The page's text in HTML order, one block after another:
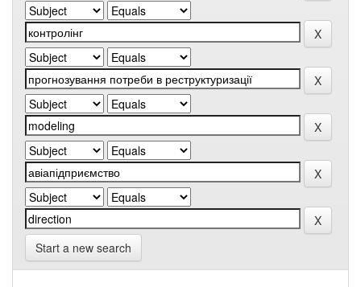
Start a new search